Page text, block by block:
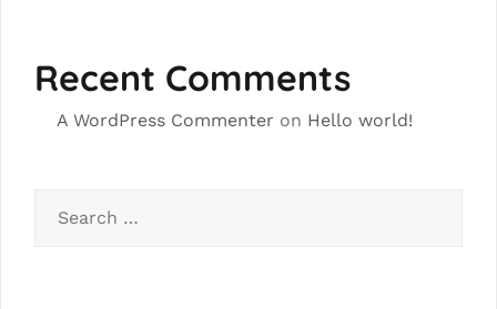
Recent Comments
A WordPress Commenter on Hello world!
for: